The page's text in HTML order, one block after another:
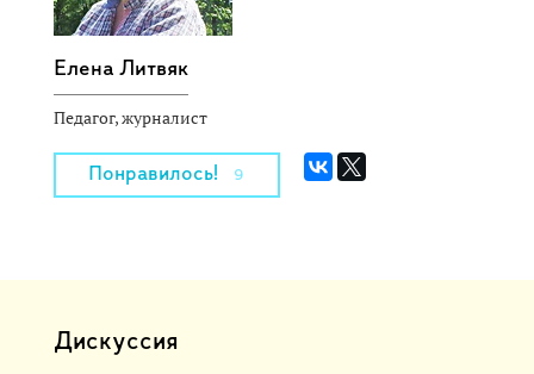
Елена Литвяк
Педагог, журналист
Понравилось! 9
Дискуссия